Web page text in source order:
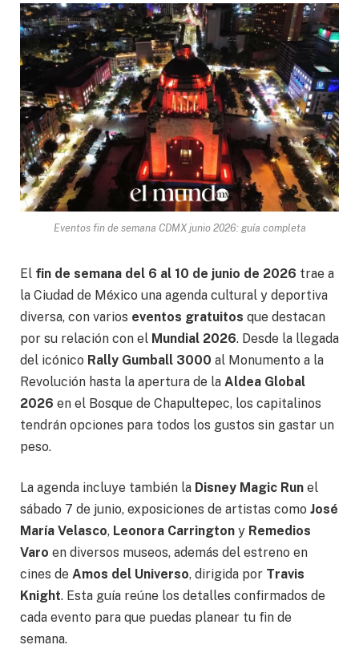
Eventos fin de semana CDMX junio 2026: guía completa
El fin de semana del 6 al 10 de junio de 2026 trae a
la Ciudad de México una agenda cultural y deportiva
diversa, con varios eventos gratuitos que destacan
por su relación con el Mundial 2026. Desde la llegada
del icónico Rally Gumball 3000 al Monumento a la
Revolución hasta la apertura de la Aldea Global
2026 en el Bosque de Chapultepec, los capitalinos
tendrán opciones para todos los gustos sin gastar un
peso.
La agenda incluye también la Disney Magic Run el
sábado 7 de junio, exposiciones de artistas como José
María Velasco, Leonora Carrington y Remedios
Varo en diversos museos, además del estreno en
cines de Amos del Universo, dirigida por Travis
Knight. Esta guía reúne los detalles confirmados de
cada evento para que puedas planear tu fin de
semana.